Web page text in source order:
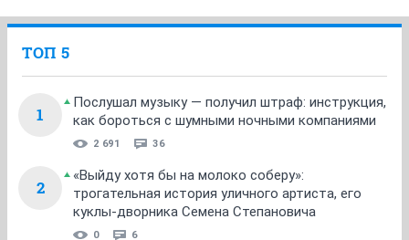
ТОП 5
1
Послушал музыку — получил штраф: инструкция,
как бороться с шумными ночными компаниями
2 691 36
2
«Выйду хотя бы на молоко соберу»:
трогательная история уличного артиста, его
куклы-дворника Семена Степановича
0 6